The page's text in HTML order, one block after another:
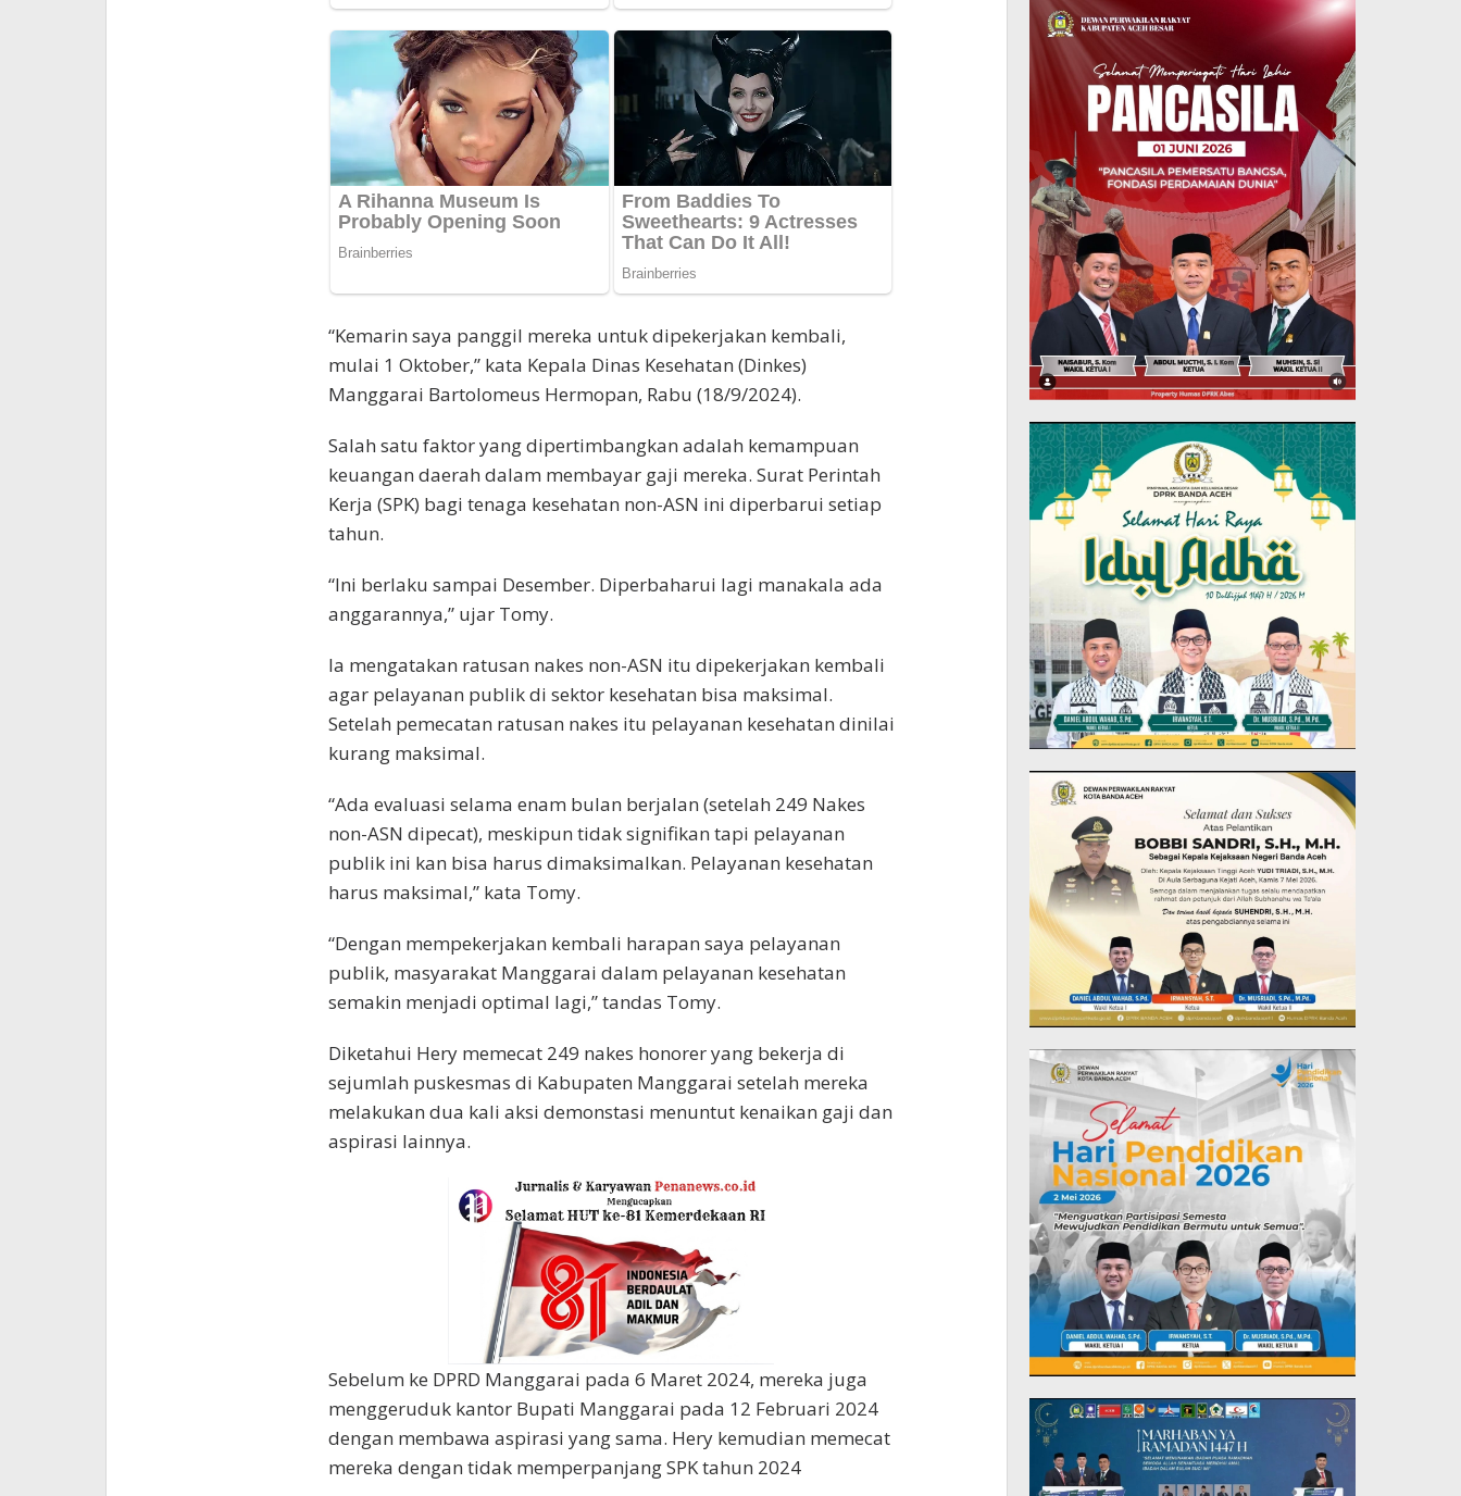
“Kemarin saya panggil mereka untuk dipekerjakan kembali,
mulai 1 Oktober,” kata Kepala Dinas Kesehatan (Dinkes)
Manggarai Bartolomeus Hermopan, Rabu (18/9/2024).
Salah satu faktor yang dipertimbangkan adalah kemampuan
keuangan daerah dalam membayar gaji mereka. Surat Perintah
Kerja (SPK) bagi tenaga kesehatan non-ASN ini diperbarui setiap
tahun.
“Ini berlaku sampai Desember. Diperbaharui lagi manakala ada
anggarannya,” ujar Tomy.
Ia mengatakan ratusan nakes non-ASN itu dipekerjakan kembali
agar pelayanan publik di sektor kesehatan bisa maksimal.
Setelah pemecatan ratusan nakes itu pelayanan kesehatan dinilai
kurang maksimal.
“Ada evaluasi selama enam bulan berjalan (setelah 249 Nakes
non-ASN dipecat), meskipun tidak signifikan tapi pelayanan
publik ini kan bisa harus dimaksimalkan. Pelayanan kesehatan
harus maksimal,” kata Tomy.
“Dengan mempekerjakan kembali harapan saya pelayanan
publik, masyarakat Manggarai dalam pelayanan kesehatan
semakin menjadi optimal lagi,” tandas Tomy.
Diketahui Hery memecat 249 nakes honorer yang bekerja di
sejumlah puskesmas di Kabupaten Manggarai setelah mereka
melakukan dua kali aksi demonstasi menuntut kenaikan gaji dan
aspirasi lainnya.
Sebelum ke DPRD Manggarai pada 6 Maret 2024, mereka juga
menggeruduk kantor Bupati Manggarai pada 12 Februari 2024
dengan membawa aspirasi yang sama. Hery kemudian memecat
mereka dengan tidak memperpanjang SPK tahun 2024